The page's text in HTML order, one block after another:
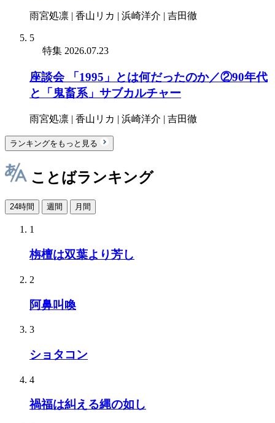
雨宮処凛 | 香山リカ | 浜崎洋介 | 吉田徹
5
特集 2026.07.23
座談会 「1995」とは何だったのか／②90年代
と「鬼畜系」サブカルチャー
雨宮処凛 | 香山リカ | 浜崎洋介 | 吉田徹
ランキングをもっと見る
ことばランキング
24時間 週間 月間
1
栴檀は双葉より芳し
2
阿鼻叫喚
3
ショタコン
4
禍福は糾える縄の如し